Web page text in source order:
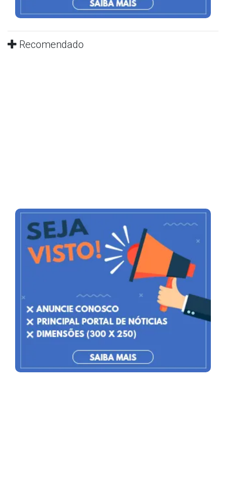
Recomendado